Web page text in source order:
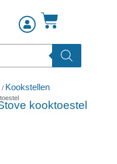
/ Kookstellen
kooktoestel